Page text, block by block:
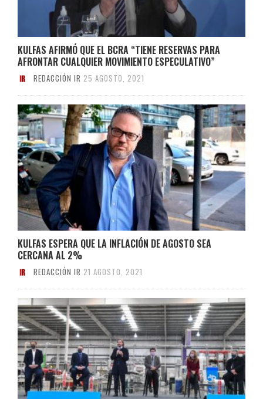
KULFAS AFIRMÓ QUE EL BCRA “TIENE RESERVAS PARA
AFRONTAR CUALQUIER MOVIMIENTO ESPECULATIVO”
REDACCIÓN IR 25 AGOSTO, 2021
KULFAS ESPERA QUE LA INFLACIÓN DE AGOSTO SEA
CERCANA AL 2%
REDACCIÓN IR 21 AGOSTO, 2021